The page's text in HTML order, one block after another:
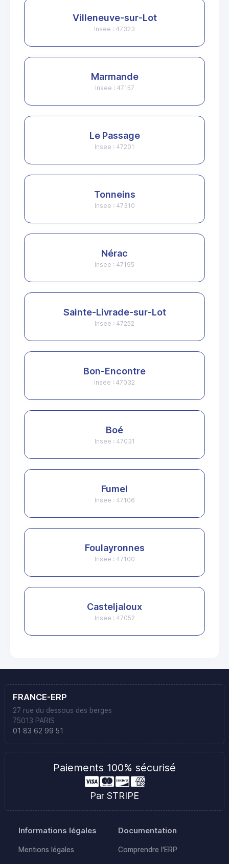
Villeneuve-sur-Lot
Insee : 47323
Marmande
Insee : 47157
Le Passage
Insee : 47201
Tonneins
Insee : 47310
Nérac
Insee : 47195
Sainte-Livrade-sur-Lot
Insee : 47252
Bon-Encontre
Insee : 47032
Boé
Insee : 47031
Fumel
Insee : 47106
Foulayronnes
Insee : 47100
Casteljaloux
Insee : 47052
FRANCE-ERP
27 rue du dessous des berges
75013 PARIS
01 83 62 99 51
Paiements 100% sécurisé
Par STRIPE
Informations légales
Mentions légales
Documentation
Comprendre l'ERP